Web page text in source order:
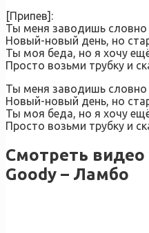
[Припев]:
Ты меня заводишь
Новый-новый день, но
Ты моя беда, но я хочу
Просто возьми трубку и
Ты меня заводишь
Новый-новый день, но
Ты моя беда, но я хочу
Просто возьми трубку и
Смотреть
Goody – Ламбо